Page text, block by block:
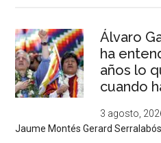
Álvaro
ha
años lo
cuando
3 agosto,
Jaume Montés Gerard Serralabós